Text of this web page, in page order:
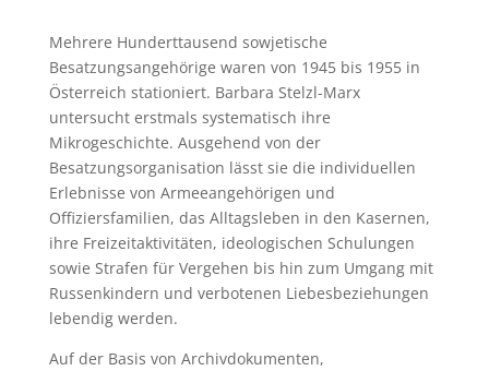
Mehrere Hunderttausend sowjetische
Besatzungsangehörige waren von 1945 bis 1955 in
Österreich stationiert. Barbara Stelzl-Marx
untersucht erstmals systematisch ihre
Mikrogeschichte. Ausgehend von der
Besatzungsorganisation lässt sie die individuellen
Erlebnisse von Armeeangehörigen und
Offiziersfamilien, das Alltagsleben in den Kasernen,
ihre Freizeitaktivitäten, ideologischen Schulungen
sowie Strafen für Vergehen bis hin zum Umgang mit
Russenkindern und verbotenen Liebesbeziehungen
lebendig werden.
Auf der Basis von Archivdokumenten,